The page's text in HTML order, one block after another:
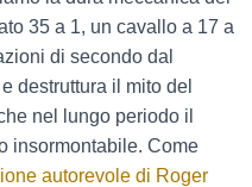
35 a 1, un cavallo a 17 a
di secondo dal
destruttura il mito del
nel lungo periodo il
insormontabile. Come
autorevole di Roger